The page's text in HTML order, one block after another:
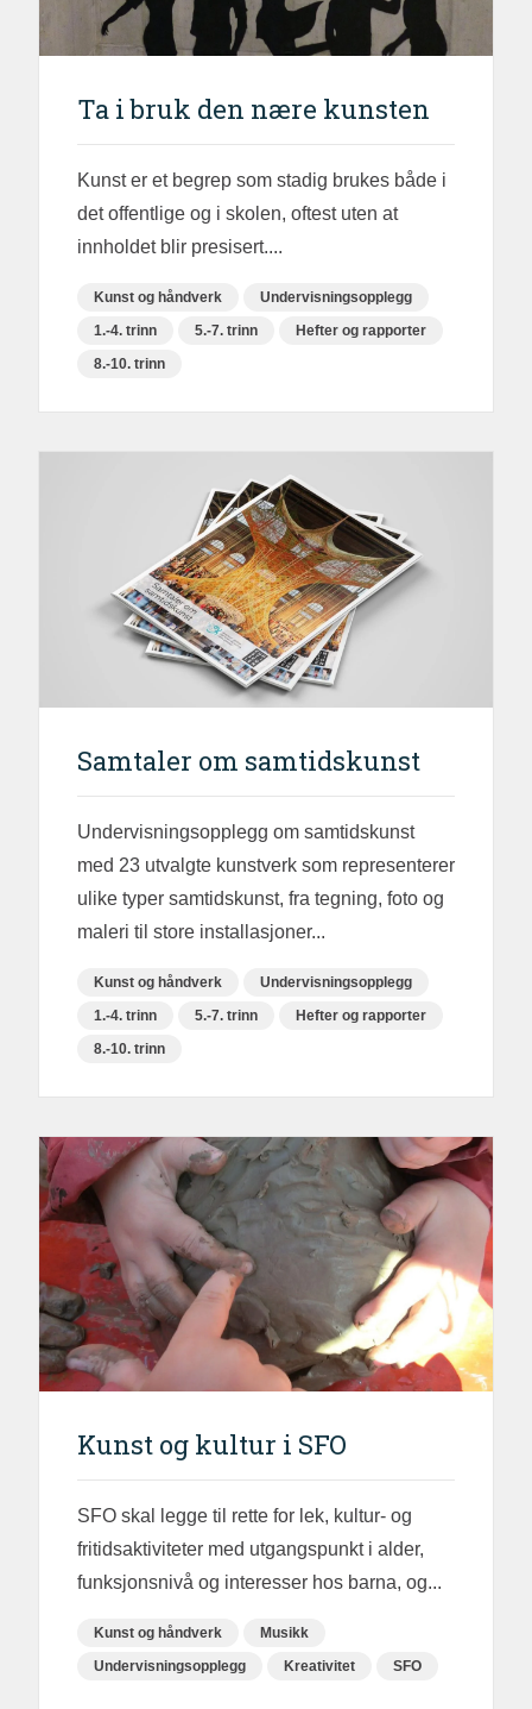
Ta i bruk den nære kunsten
Kunst er et begrep som stadig brukes både i
det offentlige og i skolen, oftest uten at
innholdet blir presisert....
Kunst og håndverk
Undervisningsopplegg
1.-4. trinn
5.-7. trinn
Hefter og rapporter
8.-10. trinn
Samtaler om samtidskunst
Undervisningsopplegg om samtidskunst
med 23 utvalgte kunstverk som representerer
ulike typer samtidskunst, fra tegning, foto og
maleri til store installasjoner...
Kunst og håndverk
Undervisningsopplegg
1.-4. trinn
5.-7. trinn
Hefter og rapporter
8.-10. trinn
Kunst og kultur i SFO
SFO skal legge til rette for lek, kultur- og
fritidsaktiviteter med utgangspunkt i alder,
funksjonsnivå og interesser hos barna, og...
Kunst og håndverk
Musikk
Undervisningsopplegg
Kreativitet SFO